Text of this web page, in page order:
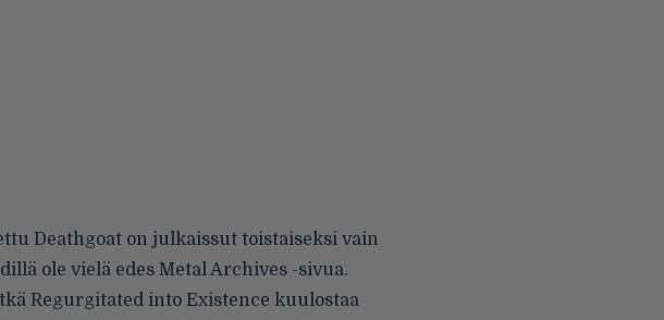
Deathgoat on julkaissut toistaiseksi vain
ole vielä edes Metal Archives -sivua.
Regurgitated into Existence kuulostaa